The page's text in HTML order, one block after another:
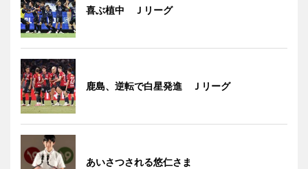
喜ぶ植中 Ｊリーグ
鹿島、逆転で白星発進 Ｊリーグ
あいさつされる悠仁さま